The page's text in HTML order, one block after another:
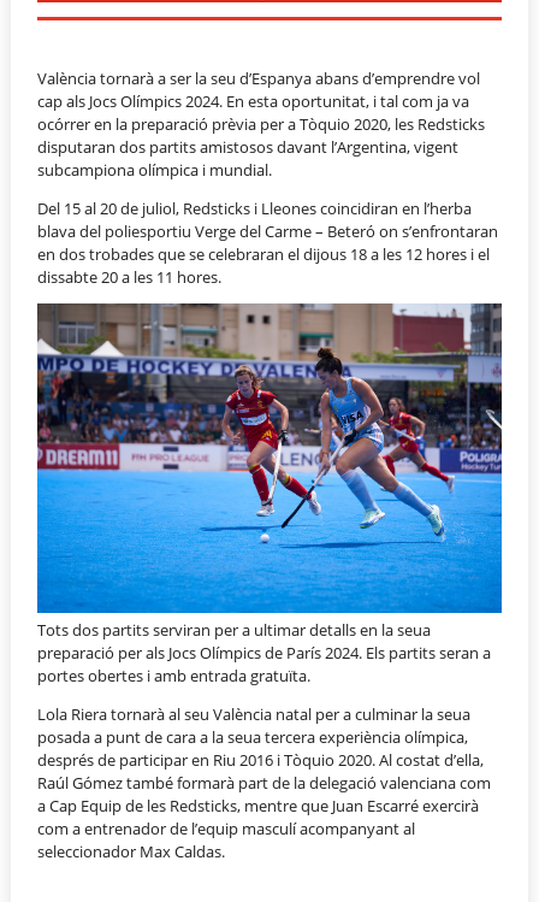
València tornarà a ser la seu d’Espanya abans d’emprendre vol
cap als Jocs Olímpics 2024. En esta oportunitat, i tal com ja va
ocórrer en la preparació prèvia per a Tòquio 2020, les Redsticks
disputaran dos partits amistosos davant l’Argentina, vigent
subcampiona olímpica i mundial.
Del 15 al 20 de juliol, Redsticks i Lleones coincidiran en l’herba
blava del poliesportiu Verge del Carme – Beteró on s’enfrontaran
en dos trobades que se celebraran el dijous 18 a les 12 hores i el
dissabte 20 a les 11 hores.
Tots dos partits serviran per a ultimar detalls en la seua
preparació per als Jocs Olímpics de París 2024. Els partits seran a
portes obertes i amb entrada gratuïta.
Lola Riera tornarà al seu València natal per a culminar la seua
posada a punt de cara a la seua tercera experiència olímpica,
després de participar en Riu 2016 i Tòquio 2020. Al costat d’ella,
Raúl Gómez també formarà part de la delegació valenciana com
a Cap Equip de les Redsticks, mentre que Juan Escarré exercirà
com a entrenador de l’equip masculí acompanyant al
seleccionador Max Caldas.